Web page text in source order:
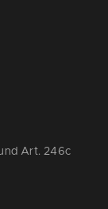
Art. 246c